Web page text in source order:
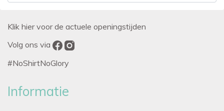
Klik hier voor de actuele openingstijden
Volg ons via
#NoShirtNoGlory
Informatie